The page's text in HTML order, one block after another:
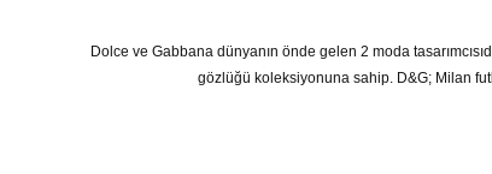
Dolce ve Gabbana dünyanın önde gelen 2 moda
gözlüğü koleksiyonuna sahip. D&G; Milan